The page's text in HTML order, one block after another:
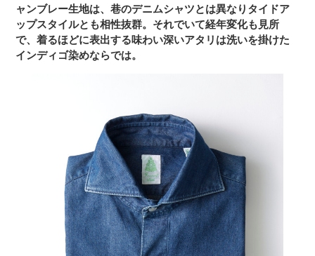
ャンブレー生地は、巷のデニムシャツとは異なりタイドア
ップスタイルとも相性抜群。それでいて経年変化も見所
で、着るほどに表出する味わい深いアタリは洗いを掛けた
インディゴ染めならでは。